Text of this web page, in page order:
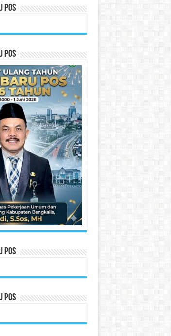
Pos
Pos
Pos
Pos